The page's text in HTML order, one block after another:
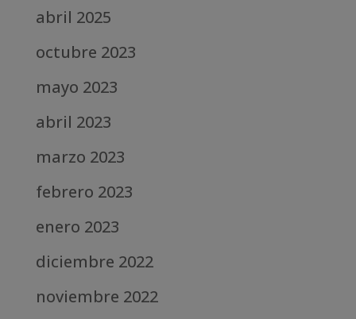
abril 2025
octubre 2023
mayo 2023
abril 2023
marzo 2023
febrero 2023
enero 2023
diciembre 2022
noviembre 2022